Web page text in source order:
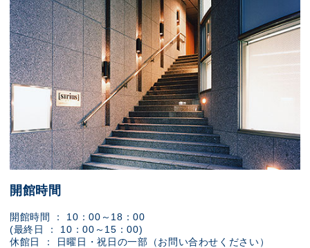
開館時間
開館時間 ： 10：00～18：00
(最終日 ： 10：00～15：00)
休館日 ： 日曜日・祝日の一部（お問い合わせください）